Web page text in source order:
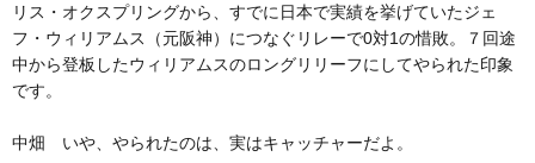
リス・オクスプリングから、すでに日本で実績を挙げていたジェ
フ・ウィリアムス（元阪神）につなぐリレーで0対1の惜敗。７回途
中から登板したウィリアムスのロングリリーフにしてやられた印象
です。
中畑 いや、やられたのは、実はキャッチャーだよ。